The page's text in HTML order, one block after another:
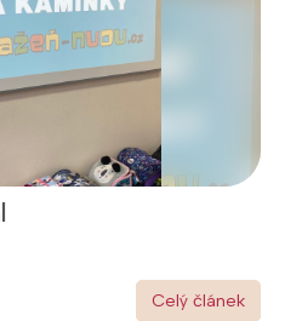
Celý článek